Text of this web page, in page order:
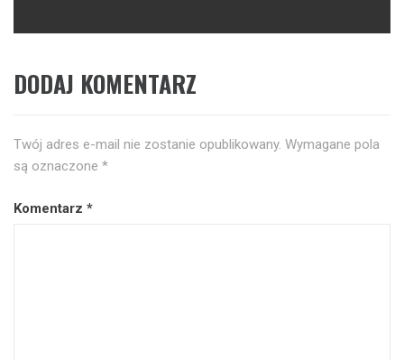
DODAJ KOMENTARZ
Twój adres e-mail nie zostanie opublikowany. Wymagane pola
są oznaczone *
Komentarz *